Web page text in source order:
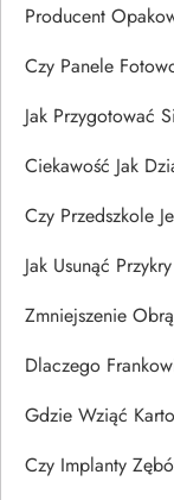
Producent
Czy Panele
Jak Przygotować
Ciekawość Jak
Czy Przedszkole
Jak Usunąć
Zmniejszenie
Dlaczego
Gdzie Wziąć
Czy Implanty